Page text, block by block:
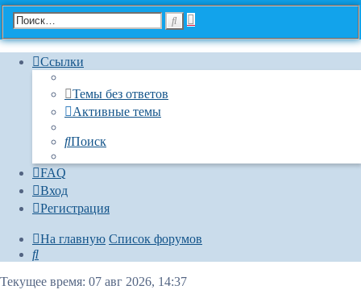
Расширенный
Ссылки
Темы без ответов
Активные темы
Поиск
FAQ
Вход
Регистрация
На главную Список форумов
Поиск
Текущее время: 07 авг 2026, 14:37